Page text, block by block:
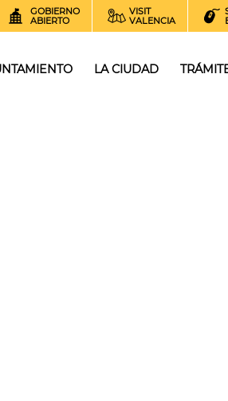
GOBIERNO
ABIERTO
VISIT
VALENCIA
LA CIUDAD